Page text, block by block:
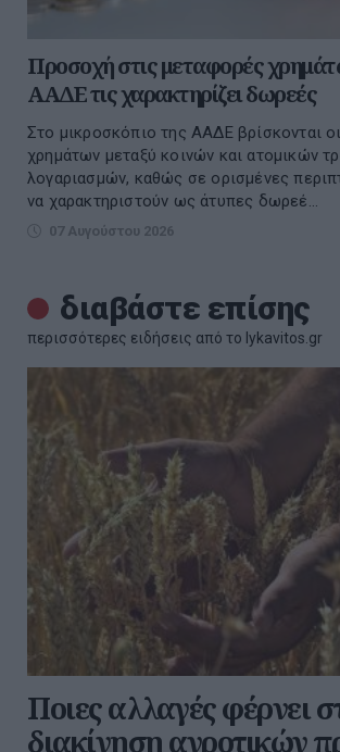
Προσοχή στις μεταφορές
ΑΑΔΕ τις χαρακτηρίζει δωρεές
Στο μικροσκόπιο της ΑΑΔΕ βρίσκονται
χρημάτων μεταξύ κοινών και ατομικών
λογαριασμών, καθώς σε ορισμένες
να χαρακτηριστούν ως άτυπες δωρεέ...
07 Αυγούστου 2026
διαβάστε επίσης
περισσότερες ειδήσεις από το lykavitos.gr
Ποιες αλλαγές φέρνει
διακίνηση αγροτικών